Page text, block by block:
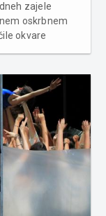
zajele
oskrbnem
okvare